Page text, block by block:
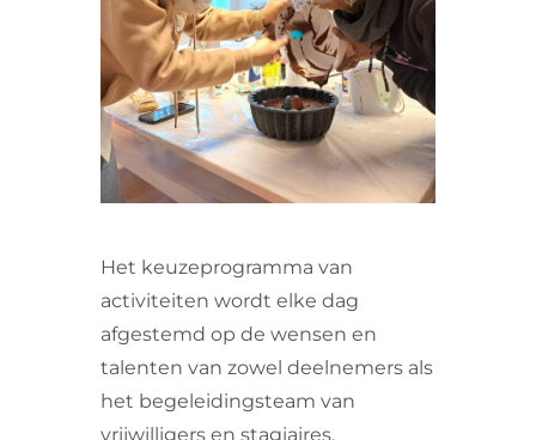
CONTACT
Het keuzeprogramma van
activiteiten wordt elke dag
afgestemd op de wensen en
talenten van zowel deelnemers als
het begeleidingsteam van
vrijwilligers en stagiaires.